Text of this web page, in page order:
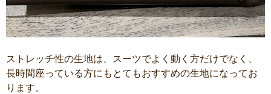
ストレッチ性の生地は、スーツでよく動く方だけでなく、
長時間座っている方にもとてもおすすめの生地になってお
ります。